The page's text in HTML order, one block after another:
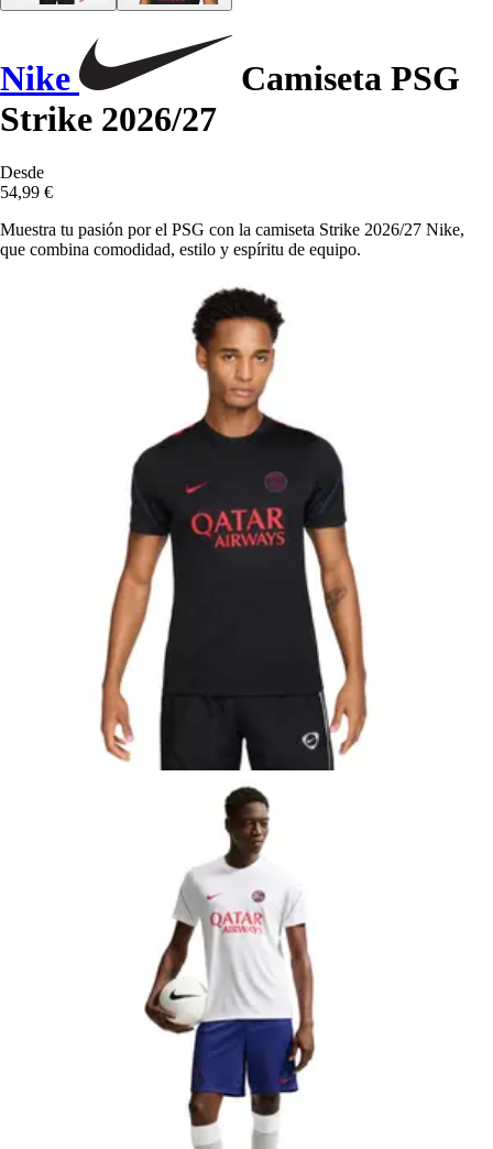
Nike
Camiseta PSG
Strike 2026/27
Desde
54,99 €
Muestra tu pasión por el PSG con la camiseta Strike 2026/27 Nike,
que combina comodidad, estilo y espíritu de equipo.